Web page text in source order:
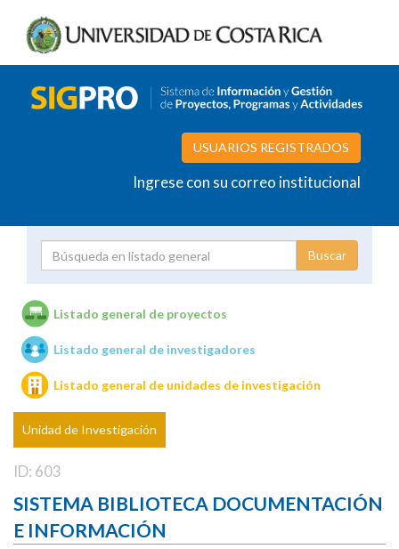
USUARIOS REGISTRADOS
Ingrese con su correo institucional
Unidades de investigación
Listado general de proyectos
Listado general de investigadores
Listado general de unidades de investigación
Unidad de Investigación
ID: 603
SISTEMA BIBLIOTECA DOCUMENTACIÓN
E INFORMACIÓN